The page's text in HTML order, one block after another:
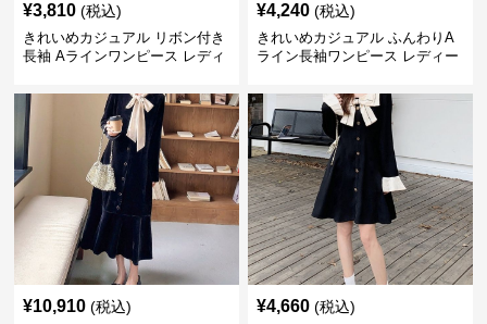
¥3,810 (税込)
きれいめカジュアル リボン付き
長袖 Aラインワンピース レディ
り替え 膝上丈 細見え フェミニ
ン おしゃれ
¥4,240 (税込)
きれいめカジュアル ふんわりA
ライン長袖ワンピース レディー
ト フェミニン 上品 おしゃれ
¥10,910 (税込) ¥4,660 (税込)